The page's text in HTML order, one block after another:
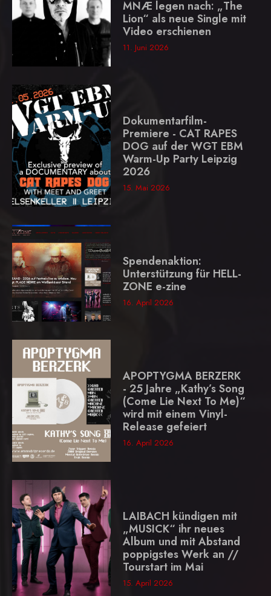
MNÆ legen nach: „The
Lion“ als neue Single mit
Video erschienen
11. Juni 2026
Dokumentarfilm-
Premiere - CAT RAPES
DOG auf der WGT EBM
Warm-Up Party Leipzig
2026
15. Mai 2026
Spendenaktion:
Unterstützung für HELL-
ZONE e-zine
16. April 2026
APOPTYGMA BERZERK
- 25 Jahre „Kathy’s Song
(Come Lie Next To Me)“
wird mit einem Vinyl-
Release gefeiert
16. April 2026
LAIBACH kündigen mit
„MUSICK“ ihr neues
Album und mit Abstand
poppigstes Werk an //
Tourstart im Mai
15. April 2026